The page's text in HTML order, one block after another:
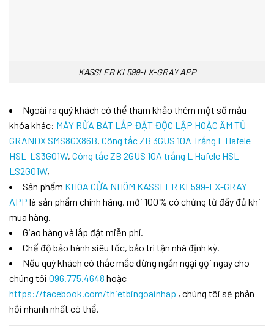
KASSLER KL599-LX-GRAY APP
Ngoài ra quý khách có thể tham khảo thêm một số mẫu
khóa khác: MÁY RỬA BÁT LẮP ĐẶT ĐỘC LẬP HOẶC ÂM TỦ
GRANDX SMS8GX86B, Công tắc ZB 3GUS 10A Trắng L Hafele
HSL-LS3G01W, Công tắc ZB 2GUS 10A trắng L Hafele HSL-
LS2G01W,
Sản phẩm KHÓA CỬA NHÔM KASSLER KL599-LX-GRAY
APP là sản phẩm chính hãng, mới 100% có chứng từ đầy đủ khi
mua hàng.
Giao hàng và lắp đặt miễn phí.
Chế độ bảo hành siêu tốc, bảo trì tận nhà định kỳ.
Nếu quý khách có thắc mắc đừng ngần ngại gọi ngay cho
chúng tôi 096.775.4648 hoặc
https://facebook.com/thietbingoainhap , chúng tôi sẽ phản
hồi nhanh nhất có thể.